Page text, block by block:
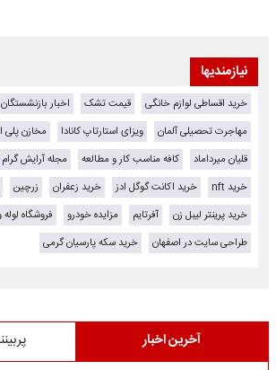
نیازمندیها
خرید اقساطی لوازم خانگی قیمت تشک
اخبار بازنشستگان
مهاجرت تحصیلی آلمان
ویزای استارتاپ کانادا مخازن پلی
قلیان میرداماد
کافه مناسب کار و مطالعه مجله آرایش گرام
خرید nft
خرید اکانت گوگل ادز خرید زعفران زرچین
خرید پرینتر لیبل زن
آفرتایم مزایده خودرو
فروشگاه
طراحی سایت در اصفهان
خرید سکه پارسیان گرمی
آخرین اخبار